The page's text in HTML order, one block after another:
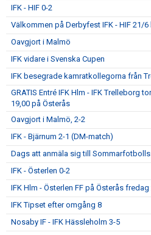
IFK - HIF 0-2
Välkommen på Derbyfest IFK - HIF 21/6
Oavgjort i Malmö
IFK vidare i Svenska Cupen
IFK besegrade kamratkollegorna från
GRATIS Entré IFK Hlm - IFK Trelleborg
19,00 på Österås
Oavgjort i Malmö, 2-2
IFK - Bjärnum 2-1 (DM-match)
Dags att anmäla sig till
IFK - Österlen 0-2
IFK Hlm - Österlen FF på Österås
IFK Tipset efter omgång 8
Nosaby IF - IFK Hässleholm 3-5